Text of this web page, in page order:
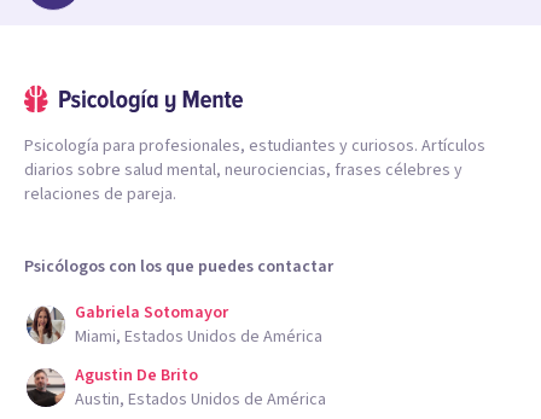
Psicología para profesionales, estudiantes y curiosos. Artículos
diarios sobre salud mental, neurociencias, frases célebres y
relaciones de pareja.
Psicólogos con los que puedes contactar
Gabriela Sotomayor
Miami, Estados Unidos de América
Agustin De Brito
Austin, Estados Unidos de América